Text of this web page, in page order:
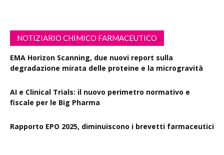
NOTIZIARIO CHIMICO FARMACEUTICO
EMA Horizon Scanning, due nuovi report sulla
degradazione mirata delle proteine e la microgravità
AI e Clinical Trials: il nuovo perimetro normativo e
fiscale per le Big Pharma
Rapporto EPO 2025, diminuiscono i brevetti farmaceutici